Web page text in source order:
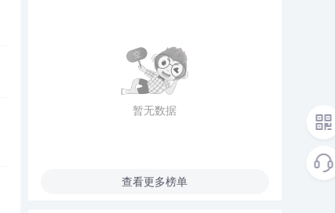
暂无数据
查看更多榜单